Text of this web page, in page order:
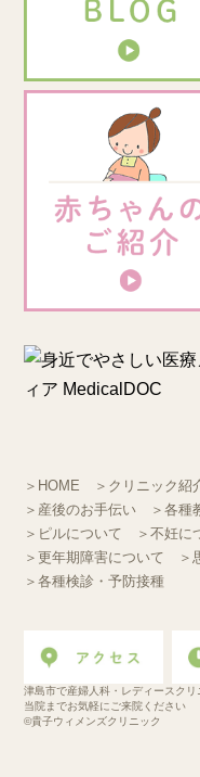
＞HOME ＞クリニック紹
＞産後のお手伝い
＞各種
＞ピルについて
＞不妊に
＞更年期障害について
＞
＞各種検診・予防接種
津島市で産婦人科・レディースク
当院までお気軽にご来院ください
©貴子ウィメンズクリニック